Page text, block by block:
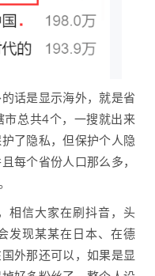
话是显示海外，就是省
总共4个，一搜就出来
了隐私，但保护个人隐
每个省份人口那么多，
相信大家在刷抖音，头
发现某某在日本、在德
外那还可以，如果是显